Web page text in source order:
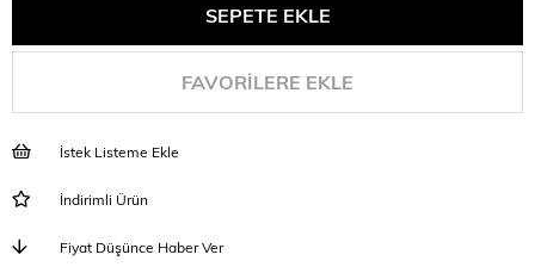
FAVORILERE EKLE
İstek Listeme Ekle
İndirimli Ürün
Fiyat Düşünce Haber Ver